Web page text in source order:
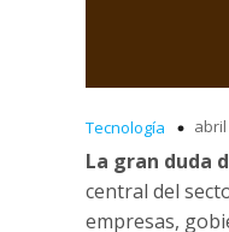
Tecnología abril
La gran duda
central del
empresas,